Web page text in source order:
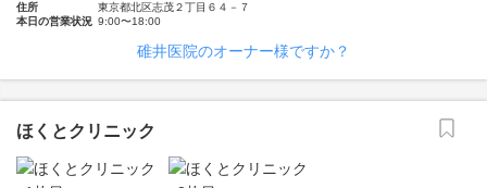
住所
東京都北区志茂２丁目６４－７
本日の営業状況 9:00〜18:00
碓井医院のオーナー様ですか？
ほくとクリニック